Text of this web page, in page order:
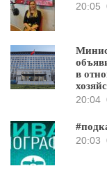
20:05
в
20:04
20:03